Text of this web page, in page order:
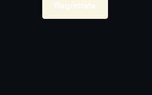
Regístrate